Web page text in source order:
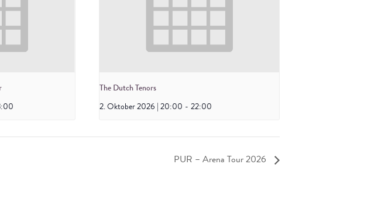
The Dutch Tenors
2. Oktober 2026 | 20:00 - 22:00
PUR – Arena Tour 2026